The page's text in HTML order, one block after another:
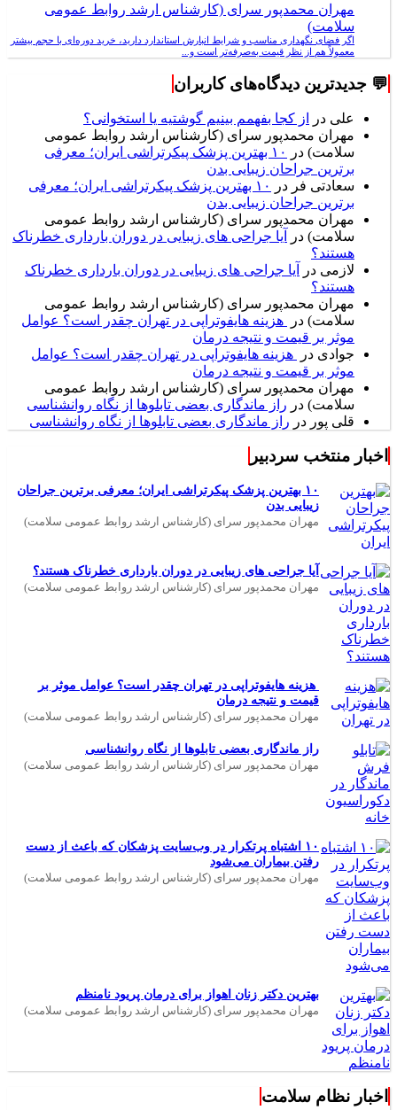
مهران محمدپور سرای (کارشناس ارشد روابط عمومی
سلامت)
اگر فضای نگهداری مناسب و شرایط انبارش استاندارد دارید، خرید دوره‌ای با حجم بیشتر
معمولاً هم از نظر قیمت به‌صرفه‌تر است و...
💬 جدیدترین دیدگاه‌های کاربران
علی در
از کجا بفهمم بینیم گوشتیه یا استخوانی؟
مهران محمدپور سرای (کارشناس ارشد روابط عمومی
سلامت) در
۱۰ بهترین پزشک پیکرتراشی ایران؛ معرفی
برترین جراحان زیبایی بدن
سعادتی فر در
۱۰ بهترین پزشک پیکرتراشی ایران؛ معرفی
برترین جراحان زیبایی بدن
مهران محمدپور سرای (کارشناس ارشد روابط عمومی
سلامت) در
آیا جراحی های زیبایی در دوران بارداری خطرناک
هستند؟
لازمی در
آیا جراحی های زیبایی در دوران بارداری خطرناک
هستند؟
مهران محمدپور سرای (کارشناس ارشد روابط عمومی
سلامت) در
هزینه هایفوتراپی در تهران چقدر است؟ عوامل
موثر بر قیمت و نتیجه درمان
جوادی در
هزینه هایفوتراپی در تهران چقدر است؟ عوامل
موثر بر قیمت و نتیجه درمان
مهران محمدپور سرای (کارشناس ارشد روابط عمومی
سلامت) در راز ماندگاری بعضی تابلوها از نگاه روانشناسی
قلی پور در راز ماندگاری بعضی تابلوها از نگاه روانشناسی
اخبار منتخب سردبیر
۱۰ بهترین پزشک پیکرتراشی ایران؛ معرفی برترین جراحان
زیبایی بدن
مهران محمدپور سرای (کارشناس ارشد روابط عمومی سلامت)
آیا جراحی های زیبایی در دوران بارداری خطرناک هستند؟
مهران محمدپور سرای (کارشناس ارشد روابط عمومی سلامت)
هزینه هایفوتراپی در تهران چقدر است؟ عوامل موثر بر
قیمت و نتیجه درمان
مهران محمدپور سرای (کارشناس ارشد روابط عمومی سلامت)
راز ماندگاری بعضی تابلوها از نگاه روانشناسی
مهران محمدپور سرای (کارشناس ارشد روابط عمومی سلامت)
۱۰ اشتباه پرتکرار در وب‌سایت پزشکان که باعث از دست
رفتن بیماران می‌شود
مهران محمدپور سرای (کارشناس ارشد روابط عمومی سلامت)
بهترین دکتر زنان اهواز برای درمان پریود نامنظم
مهران محمدپور سرای (کارشناس ارشد روابط عمومی سلامت)
اخبار نظام سلامت